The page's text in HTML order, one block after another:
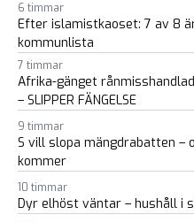
6 timmar
Efter islamistkaoset: 7 av 8
kommunlista
7 timmar
Afrika-gänget
– SLIPPER FÄNGELSE
9 timmar
S vill slopa mängdrabatten –
kommer
10 timmar
Dyr elhöst väntar – hushåll i